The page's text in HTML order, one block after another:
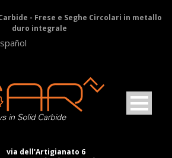
- Frese e Seghe Circolari in metallo
duro integrale
via dell'Artigianato 6